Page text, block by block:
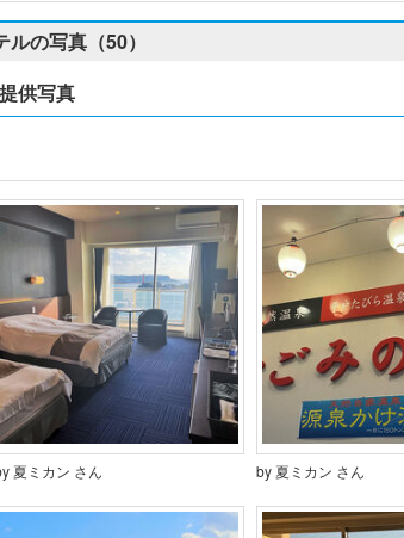
の写真（50）
供写真
夏ミカン さん by 夏ミカン さん